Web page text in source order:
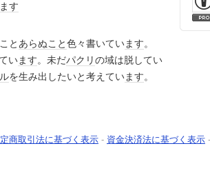
ます
とあらぬこと色々書いています。
います。未だパクリの域は脱してい
を生み出したいと考えています。
商取引法に基づく表示 - 資金決済法に基づく表示 -